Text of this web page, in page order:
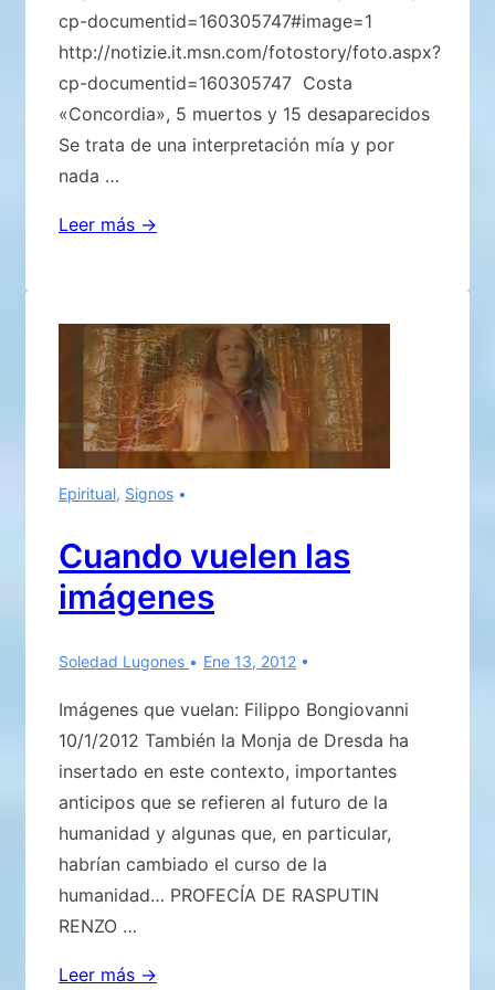
cp-documentid=160305747#image=1
http://notizie.it.msn.com/fotostory/foto.aspx?
cp-documentid=160305747 Costa
«Concordia», 5 muertos y 15 desaparecidos
Se trata de una interpretación mía y por
nada …
¿Un
Nave
Concordia?
Leer más →
Epiritual, Signos
Cuando vuelen las
imágenes
Soledad Lugones Ene 13, 2012
Imágenes que vuelan: Filippo Bongiovanni
10/1/2012 También la Monja de Dresda ha
insertado en este contexto, importantes
anticipos que se refieren al futuro de la
humanidad y algunas que, en particular,
habrían cambiado el curso de la
humanidad… PROFECÍA DE RASPUTIN
RENZO …
Cuando
Leer más →